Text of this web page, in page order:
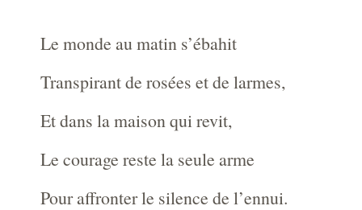
Le monde au matin s’ébahit
Transpirant de rosées et de larmes,
Et dans la maison qui revit,
Le courage reste la seule arme
Pour affronter le silence de l’ennui.